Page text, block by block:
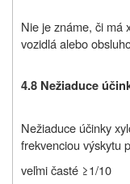
Nie je známe, či má
vozidlá alebo
4.8 Nežiaduce
Nežiaduce účinky
frekvenciou výskytu
veľmi časté ≥1/10